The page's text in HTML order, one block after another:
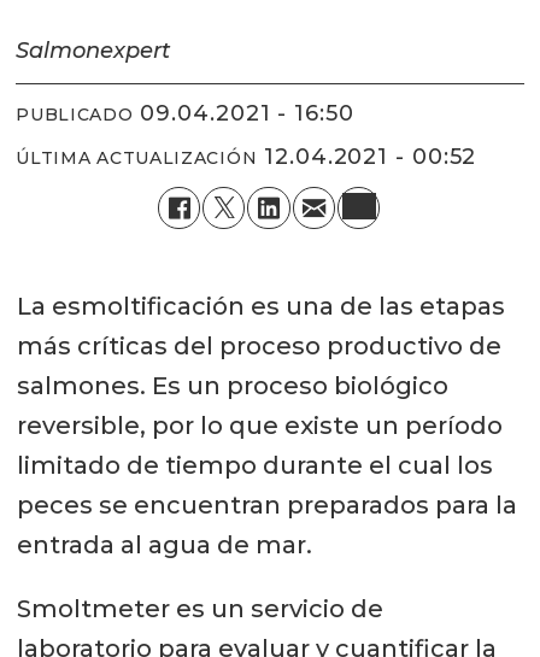
Salmonexpert
PUBLICADO 09.04.2021 - 16:50
ÚLTIMA ACTUALIZACIÓN 12.04.2021 - 00:52
La esmoltificación es una de las etapas
más críticas del proceso productivo de
salmones. Es un proceso biológico
reversible, por lo que existe un período
limitado de tiempo durante el cual los
peces se encuentran preparados para la
entrada al agua de mar.
Smoltmeter es un servicio de
laboratorio para evaluar y cuantificar la